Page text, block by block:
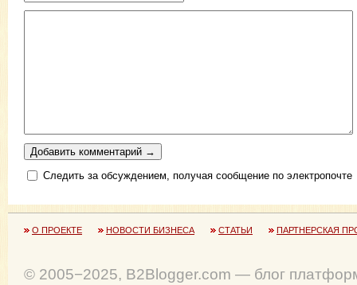
Следить за обсуждением, получая сообщение по электропочте
О ПРОЕКТЕ НОВОСТИ БИЗНЕСА СТАТЬИ ПАРТНЕРСКАЯ
© 2005−2025, B2Blogger.com — блог